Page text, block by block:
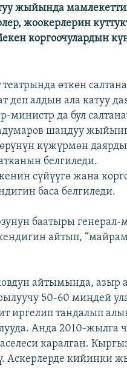
жыйында
жоокерлерин
коргоочулардын
өткөн
алдын ала катуу
да бул
шаңдуу
күжүрмөн
белгиледи.
сүйүүгө жана
баса белгиледи.
баатыры генерал-
айтып,
айтымында, азыр
50-60 миңдей
иргелип тандалып
Анда 2010-жылга
каралган.
Аскерлерде кийинки